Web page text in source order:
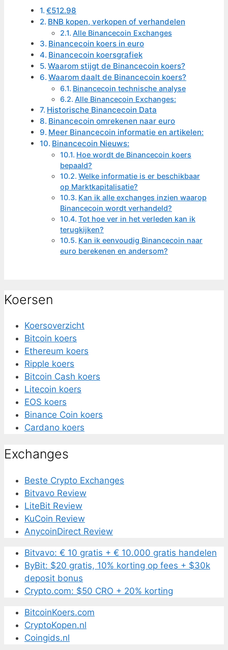
€512.98
BNB kopen, verkopen of verhandelen
Alle Binancecoin Exchanges
Binancecoin koers in euro
Binancecoin koersgrafiek
Waarom stijgt de Binancecoin koers?
Waarom daalt de Binancecoin koers?
Binancecoin technische analyse
Alle Binancecoin Exchanges:
Historische Binancecoin Data
Binancecoin omrekenen naar euro
Meer Binancecoin informatie en artikelen:
Binancecoin Nieuws:
Hoe wordt de Binancecoin koers
bepaald?
Welke informatie is er beschikbaar
op Marktkapitalisatie?
Kan ik alle exchanges inzien waarop
Binancecoin wordt verhandeld?
Tot hoe ver in het verleden kan ik
terugkijken?
Kan ik eenvoudig Binancecoin naar
euro berekenen en andersom?
Koersen
Koersoverzicht
Bitcoin koers
Ethereum koers
Ripple koers
Bitcoin Cash koers
Litecoin koers
EOS koers
Binance Coin koers
Cardano koers
Exchanges
Beste Crypto Exchanges
Bitvavo Review
LiteBit Review
KuCoin Review
AnycoinDirect Review
Bitvavo: € 10 gratis + € 10.000 gratis handelen
ByBit: $20 gratis, 10% korting op fees + $30k
deposit bonus
Crypto.com: $50 CRO + 20% korting
BitcoinKoers.com
CryptoKopen.nl
Coingids.nl